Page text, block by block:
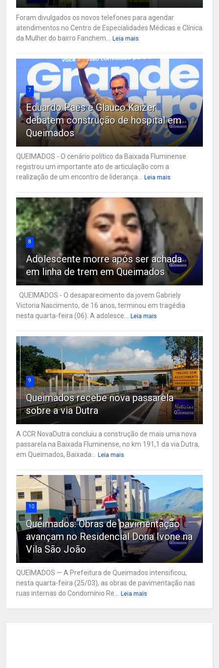
Foram divulgados os novos telefones para agendar
atendimentos no Centro de Especialidades Médicas e Clínica
da Mulher do bairro Fanchem...
Leia mais
7
Eduardo Paes e Glauco Kaizer
debatem construção de hospital em
Queimados
QUEIMADOS - O cenário político da Baixada Fluminense
registrou um importante ato de articulação com a
realização de um encontro de liderança...
Leia mais
8
Adolescente morre após ser achada
em linha de trem em Queimados
QUEIMADOS - O desaparecimento da jovem Gabriely
Victoria Nascimento, de 16 anos, terminou em tragédia
nesta quarta-feira (06). A adolesce...
Leia mais
9
Queimados recebe nova passarela
sobre a via Dutra
A CCR NovaDutra concluiu a construção de mais uma nova
passarela na Baixada Fluminense, no km 191,1 da via Dutra,
em Queimados, Baixada...
Leia mais
10
Queimados: Obras de pavimentação
avançam no Residencial Dona Ivone na
Vila São João
QUEIMADOS — A Prefeitura de Queimados intensificou,
nesta quarta-feira (25/03), as obras de pavimentação nas
ruas internas do Condomínio Re...
Leia mais